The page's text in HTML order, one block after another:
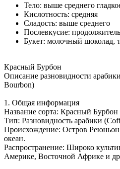
Тело: выше среднего
Кислотность: средняя
Сладость: выше среднего
Послевкусие:
Букет: молочный шоколад,
Красный Бурбон
Описание разновидности
Bourbon)
1. Общая информация
Название сорта: Красный
Тип: Разновидность арабики
Происхождение: Остров
океан.
Распространение: Широко
Америке, Восточной Африке и